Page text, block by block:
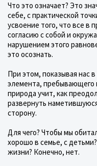
Что это означает? Это
себе, с практической
усвоение того, что все в
согласию с собой и
нарушением этого
это осознать.
При этом, показывая нас
элемента, пребывающего
природа учит, как
развернуть
сторону.
Для чего? Чтобы мы
хорошо в семье, с
жизни? Конечно, нет.